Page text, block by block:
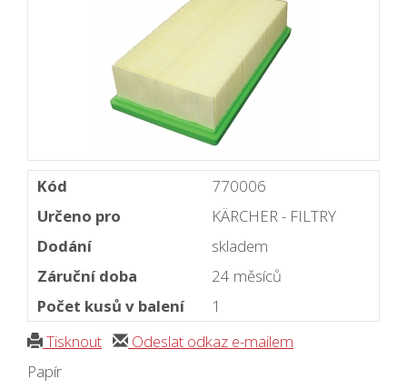
Kód
770006
Určeno pro
KÄRCHER - FILTRY
Dodání
skladem
Záruční doba
24 měsíců
Počet kusů v balení
1
Tisknout
Odeslat odkaz e-mailem
Papír